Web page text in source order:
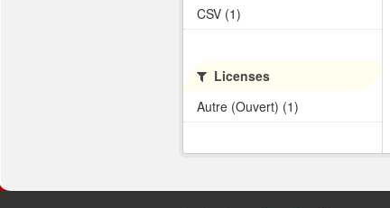
CSV (1)
Licenses
Autre (Ouvert) (1)